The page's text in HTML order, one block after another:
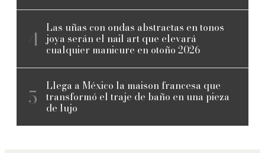
Las uñas con ondas abstractas en tonos
joya serán el nail art que elevará
cualquier manicure en otoño 2026
Llega a México la maison francesa que
transformó el traje de baño en una pieza
de lujo